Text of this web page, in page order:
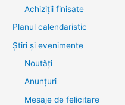
Achiziții finisate
Planul calendaristic
Știri şi evenimente
Noutăţi
Anunţuri
Mesaje de felicitare